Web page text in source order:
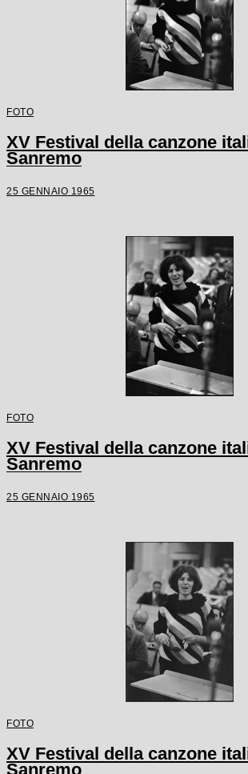
FOTO
XV Festival della canzone
Sanremo
25 GENNAIO 1965
FOTO
XV Festival della canzone
Sanremo
25 GENNAIO 1965
FOTO
XV Festival della canzone
Sanremo